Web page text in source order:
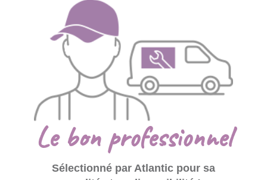
Le bon professionnel
Sélectionné par Atlantic pour sa